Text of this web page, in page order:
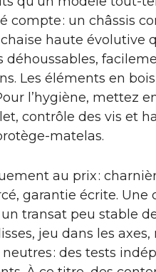
compte : un châssis
haute évolutive
Les éléments en
l’hygiène, mettez
contrôle des vis et
matelas.
au prix :
garantie écrite.
transat peu stable
jeu dans les
: des tests